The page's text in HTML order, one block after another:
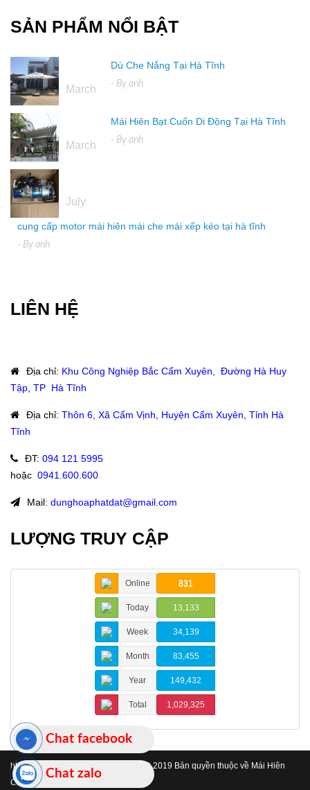
SẢN PHẨM NỔI BẬT
March
Dù Che Nắng Tại Hà Tĩnh
- By anh
March
Mái Hiên Bạt Cuốn Di Động Tại Hà Tĩnh
- By anh
July
cung cấp motor mái hiên mái che mái xếp kéo tại hà tĩnh
- By anh
LIÊN HỆ
Địa chỉ: Khu Công Nghiệp Bắc Cẩm Xuyên, Đường Hà Huy
Tập, TP Hà Tĩnh
Địa chỉ: Thôn 6, Xã Cẩm Vịnh, Huyện Cẩm Xuyên, Tỉnh Hà
Tĩnh
ĐT: 094 121 5995
hoặc: 0941.600.600
Mail: dunghoaphatdat@gmail.com
LƯỢNG TRUY CẬP
Online 831
Today 13,133
Week 34,139
Month 83,455
Year 149,432
Total 1,029,325
https://www.maihienchehatinh.com/
© 2019 Bản quyền thuộc về Mái Hiên
Che Hà Tĩnh
Chat zalo
Chat facebook